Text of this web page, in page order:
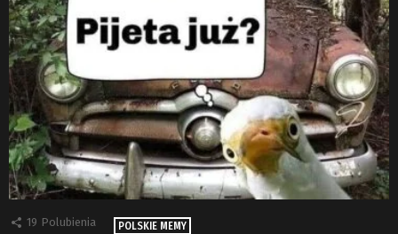
19 Polubienia POLSKIE MEMY